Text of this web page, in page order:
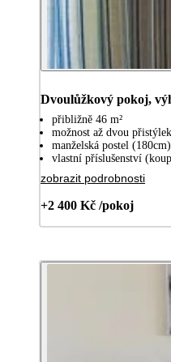
Dvoulůžkový pokoj,
přibližně 46 m²
možnost až dvou přistýlek
manželská postel
vlastní příslušenství
zobrazit podrobnosti
+2 400 Kč /pokoj